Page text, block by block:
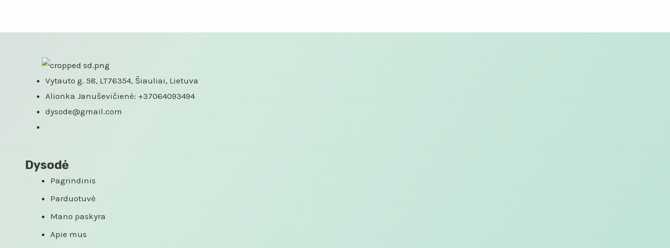
Vytauto g. 58, LT76354, Šiauliai, Lietuva
Alionka Januševičienė: +37064093494
dysode@gmail.com
Dysodė
Pagrindinis
Parduotuvė
Mano paskyra
Apie mus